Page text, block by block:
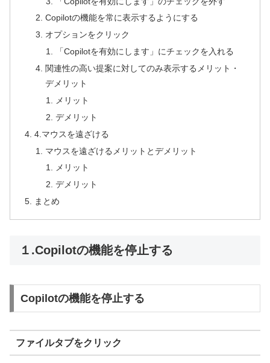
Copilotの機能を常に表示するようにする
オプションをクリック
「Copilotを有効にします」にチェックを入れる
関連性の高い提案に対してのみ表示するメリット・
デメリット
メリット
デメリット
4.マウスを遠ざける
マウスを遠ざけるメリットとデメリット
メリット
デメリット
まとめ
１.Copilotの機能を停止する
Copilotの機能を停止する
ファイルタブをクリック